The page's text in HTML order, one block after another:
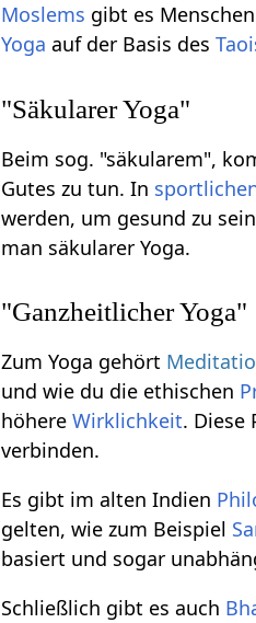
Moslems gibt es
Yoga auf der Basis des
"Säkularer Yoga"
Beim sog. "säkularem",
Gutes zu tun. In
werden, um gesund zu
man säkularer Yoga.
"Ganzheitlicher Yoga"
Zum Yoga gehört
und wie du die ethischen
höhereWirklichkeit. Diese
verbinden.
Es gibt im alten Indien
gelten, wie zum Beispiel
basiert und sogar
Schließlich gibt es auch